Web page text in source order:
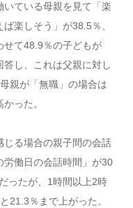
いている母親を見て「楽
楽しそう」が38.5％、
せて48.9％の子どもが
答し、これは父親に対し
親が「無職」の場合は
った。
じる場合の親子間の会話
労働日の会話時間」が30
ったが、1時間以上2時
21.3％まで上がった。